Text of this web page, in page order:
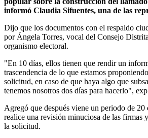
informó Claudia Sifuentes, una de las
Dijo que los documentos con el respaldo
por Ángela Torres, vocal del Consejo
organismo electoral.
"En 10 días, ellos tienen que rendir un
trascendencia de lo que estamos
solicitud, en caso de que haya algo que
tenemos nosotros dos días para hacerlo",
Agregó que después viene un periodo de 20
realice una revisión minuciosa de las firmas
la solicitud.